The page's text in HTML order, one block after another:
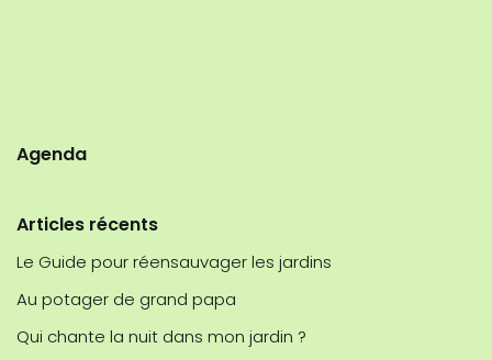
Agenda
Articles récents
Le Guide pour réensauvager les jardins
Au potager de grand papa
Qui chante la nuit dans mon jardin ?